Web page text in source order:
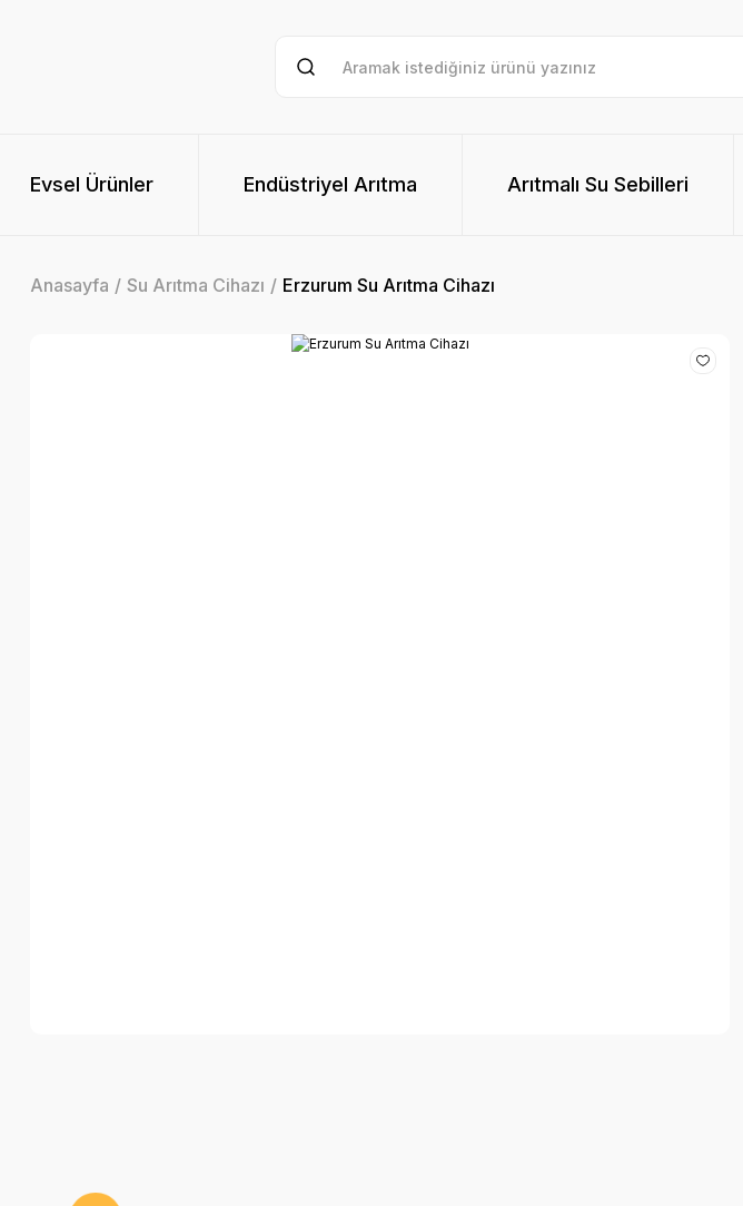
Evsel Ürünler Endüstriyel Arıtma Arıtmalı Su Sebilleri
Anasayfa Su Arıtma Cihazı Erzurum Su Arıtma Cihazı